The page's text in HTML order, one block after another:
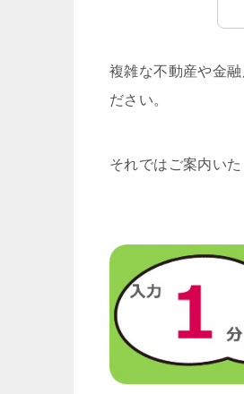
複雑な不動産や金
ださい。
それではご案内いた